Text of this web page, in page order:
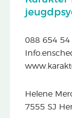
088 654 54
Helene
7555 SJ